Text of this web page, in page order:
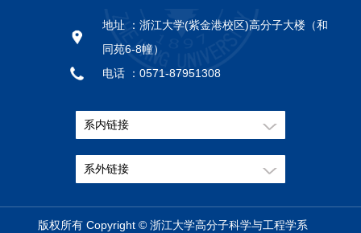
地址 ： 浙江大学(紫金港校区)高分子大楼（和
同苑6-8幢）
电话 ： 0571-87951308
系内链接
系外链接
版权所有 Copyright © 浙江大学高分子科学与工程学系